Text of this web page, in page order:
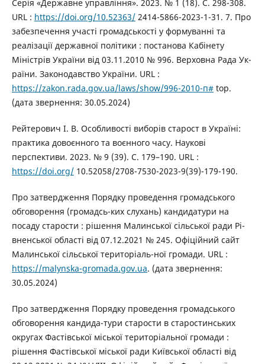
Серія «Державне управління». 2023. № 1 (18). С. 298-308.
URL : https://doi.org/10.52363/2414-5866-2023-1-31. 7. Про
забезпечення участі громадськості у формуванні та
реалізації державної політики : постанова Кабінету
Міністрів України від 03.11.2010 № 996. Верховна Рада Ук-
раїни. Законодавство України. URL :
https://zakon.rada.gov.ua/laws/show/996-2010-п#top.
(дата звернення: 30.05.2024)
Рейтерович І. В. Особливості виборів старост в Україні:
практика довоєнного та воєнного часу. Наукові
перспективи. 2023. № 9 (39). С. 179–190. URL :
https://doi.org/10.52058/2708-7530-2023-9(39)-179-190.
Про затвердження Порядку проведення громадського
обговорення (громадсь-ких слухань) кандидатури на
посаду старости : рішення Малинської сільської ради Рі-
вненської області від 07.12.2021 № 245. Офіційний сайт
Малинської сільської територіаль-ної громади. URL :
https://malynska-gromada.gov.ua. (дата звернення:
30.05.2024)
Про затвердження Порядку проведення громадського
обговорення кандида-тури старости в старостинських
округах Фастівської міської територіальної громади :
рішення Фастівської міської ради Київської області від